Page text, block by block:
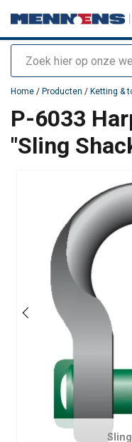
Zoeken
toegevoegd aan uw
Home / Producten / Ketting &
P-6033
"Sling